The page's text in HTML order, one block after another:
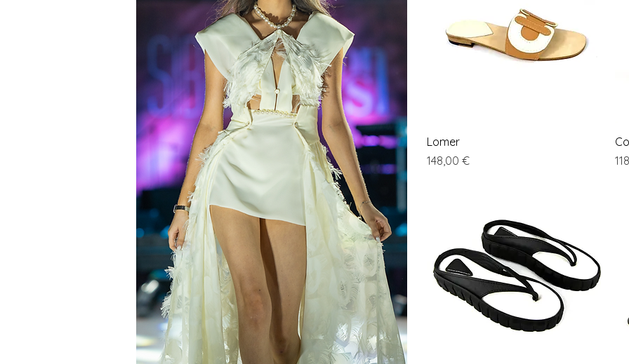
Lomer
Prezzo
148,00 €